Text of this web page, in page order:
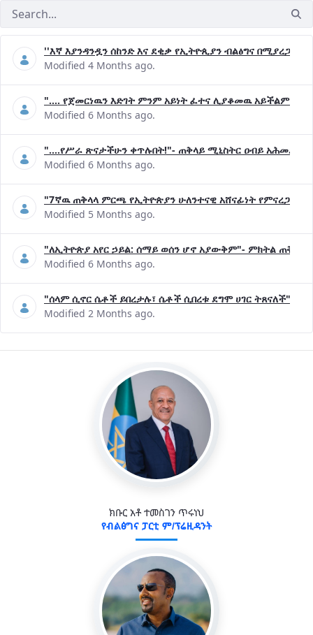
''እኛ እያንዳንዷን ሰከንድ እና ደቂቃ የኢትዮጲያን ብልፅግና
Modified 4 Months ago.
".... የጀመርነዉን እድገት ምንም አይነት ፈተና ሊያቆመዉ አይችልም"-
Modified 6 Months ago.
"....የሥራ ጽናታችሁን ቀጥሉበት!"- ጠቅላይ ሚኒስትር ዐብይ አሕመድ (ዶ/
Modified 6 Months ago.
"7ኛዉ ጠቅላላ ምርጫ የኢትዮጵያን ሁለንተናዊ አሸናፊነት
Modified 5 Months ago.
"ለኢትዮጵያ አየር ኃይል: ሰማይ ወሰን ሆኖ አያውቅም"- ምክትል ጠቅላይ
Modified 6 Months ago.
"ሰላም ሲኖር ሴቶች ይበረታሉ፣ ሴቶች ሲበረቱ ደግሞ ሀገር ትጸናለች"-
Modified 2 Months ago.
ክቡር አቶ ተመስገን ጥሩነህ
የብልፅግና ፓርቲ ም/ፕሬዚዳንት